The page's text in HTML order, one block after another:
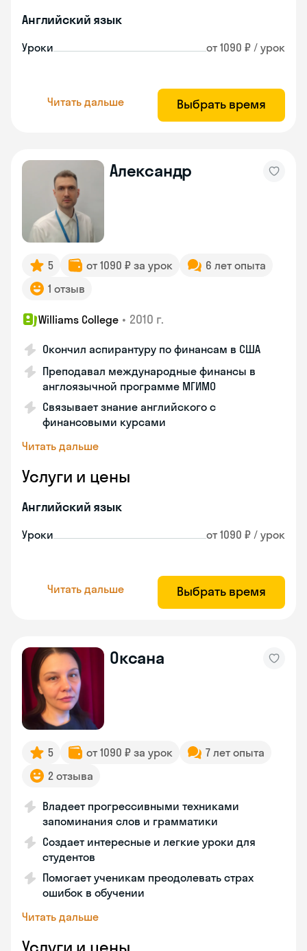
Английский язык
Уроки от 1090 ₽ / урок
Читать дальше Выбрать время
Александр
5 от 1090 ₽ за урок
6 лет опыта
1 отзыв
Williams College • 2010 г.
Окончил аспирантуру по финансам в США
Преподавал международные финансы в
англоязычной программе МГИМО
Связывает знание английского с
финансовыми курсами
Читать дальше
Услуги и цены
Английский язык
Уроки от 1090 ₽ / урок
Читать дальше Выбрать время
Оксана
5 от 1090 ₽ за урок
7 лет опыта
2 отзыва
Владеет прогрессивными техниками
запоминания слов и грамматики
Создает интересные и легкие уроки для
студентов
Помогает ученикам преодолевать страх
ошибок в обучении
Читать дальше
Услуги и цены